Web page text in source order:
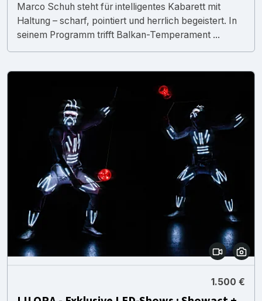
Marco Schuh steht für intelligentes Kabarett mit
Haltung – scharf, pointiert und herrlich begeistert. In
seinem Programm trifft Balkan-Temperament ...
1.500 €